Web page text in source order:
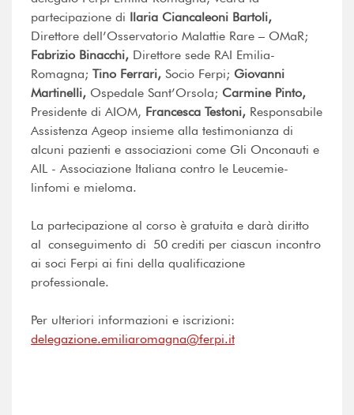
partecipazione di Ilaria Ciancaleoni Bartoli,
Direttore dell’Osservatorio Malattie Rare – OMaR;
Fabrizio Binacchi, Direttore sede RAI Emilia-
Romagna; Tino Ferrari, Socio Ferpi; Giovanni
Martinelli, Ospedale Sant’Orsola; Carmine Pinto,
Presidente di AIOM, Francesca Testoni, Responsabile
Assistenza Ageop insieme alla testimonianza di
alcuni pazienti e associazioni come Gli Onconauti e
AIL - Associazione Italiana contro le Leucemie-
linfomi e mieloma.
La partecipazione al corso è gratuita e darà diritto
al conseguimento di 50 crediti per ciascun incontro
ai soci Ferpi ai fini della qualificazione
professionale.
Per ulteriori informazioni e iscrizioni:
delegazione.emiliaromagna@ferpi.it